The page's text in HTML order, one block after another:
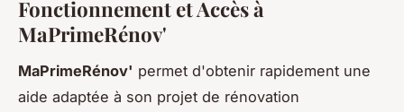
Fonctionnement et Accès à
MaPrimeRénov'
MaPrimeRénov' permet d'obtenir rapidement une
aide adaptée à son projet de rénovation